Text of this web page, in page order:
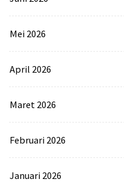
Mei 2026
April 2026
Maret 2026
Februari 2026
Januari 2026